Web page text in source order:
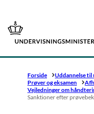
Gå til forsiden
Forside Uddannelse til
Prøver og eksamen
Vejledninger om
Sanktioner efter